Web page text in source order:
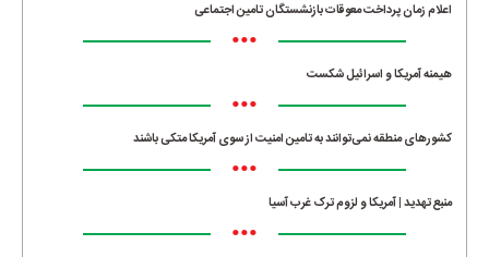
اعلام زمان پرداخت معوقات بازنشستگان تامین اجتماعی
•••
هیمنه آمریکا و اسرائیل شکست
•••
کشورهای منطقه نمی‌توانند به تامین امنیت از سوی آمریکا متکی باشند
•••
منبع تهدید | آمریکا و لزوم ترک غرب آسیا
•••